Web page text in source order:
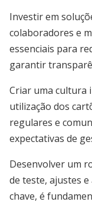
Investir em
colaboradores e
essenciais para
garantir
Criar uma cultura
utilização dos
regulares e
expectativas de
Desenvolver um
de teste, ajustes
chave, é